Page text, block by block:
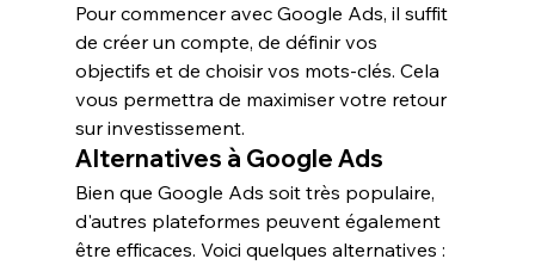
Pour commencer avec Google Ads, il suffit
de créer un compte, de définir vos
objectifs et de choisir vos mots-clés. Cela
vous permettra de maximiser votre retour
sur investissement.
Alternatives à Google Ads
Bien que Google Ads soit très populaire,
d'autres plateformes peuvent également
être efficaces. Voici quelques alternatives :